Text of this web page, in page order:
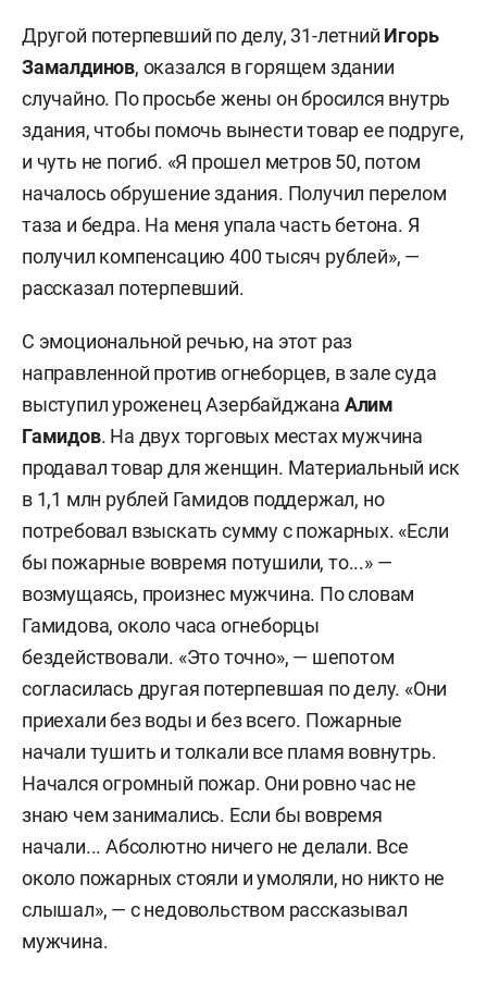
Другой потерпевший по делу, 31-летний Игорь
Замалдинов, оказался в горящем здании
случайно. По просьбе жены он бросился внутрь
здания, чтобы помочь вынести товар ее подруге,
и чуть не погиб. «Я прошел метров 50, потом
началось обрушение здания. Получил перелом
таза и бедра. На меня упала часть бетона. Я
получил компенсацию 400 тысяч рублей», —
рассказал потерпевший.
С эмоциональной речью, на этот раз
направленной против огнеборцев, в зале суда
выступил уроженец Азербайджана Алим
Гамидов. На двух торговых местах мужчина
продавал товар для женщин. Материальный иск
в 1,1 млн рублей Гамидов поддержал, но
потребовал взыскать сумму с пожарных. «Если
бы пожарные вовремя потушили, то...» —
возмущаясь, произнес мужчина. По словам
Гамидова, около часа огнеборцы
бездействовали. «Это точно», — шепотом
согласилась другая потерпевшая по делу. «Они
приехали без воды и без всего. Пожарные
начали тушить и толкали все пламя вовнутрь.
Начался огромный пожар. Они ровно час не
знаю чем занимались. Если бы вовремя
начали... Абсолютно ничего не делали. Все
около пожарных стояли и умоляли, но никто не
слышал», — с недовольством рассказывал
мужчина.